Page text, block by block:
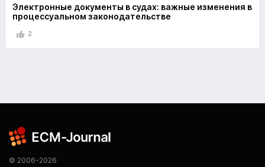
Электронные документы в судах: важные изменения в
процессуальном законодательстве
2
© 2006-2026